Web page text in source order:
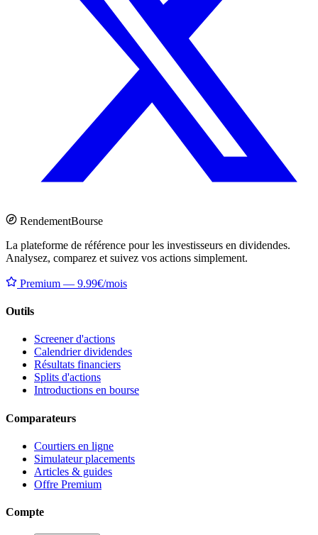
RendementBourse
La plateforme de référence pour les investisseurs en dividendes.
Analysez, comparez et suivez vos actions simplement.
Premium — 9.99€/mois
Outils
Screener d'actions
Calendrier dividendes
Résultats financiers
Splits d'actions
Introductions en bourse
Comparateurs
Courtiers en ligne
Simulateur placements
Articles & guides
Offre Premium
Compte